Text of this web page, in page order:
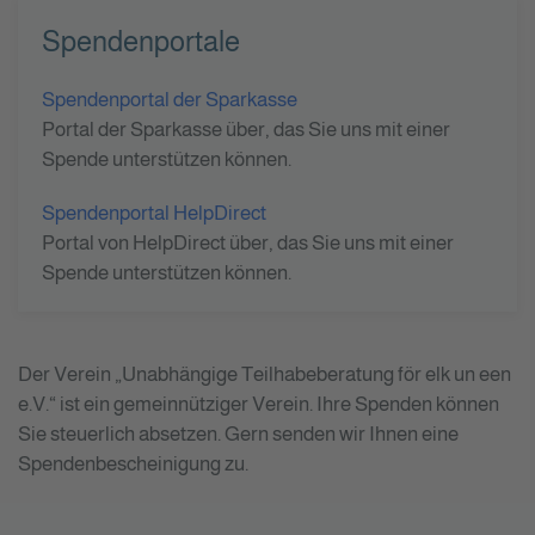
Spendenportale
Spendenportal der Sparkasse
Portal der Sparkasse über, das Sie uns mit einer
Spende unterstützen können.
Spendenportal HelpDirect
Portal von HelpDirect über, das Sie uns mit einer
Spende unterstützen können.
Der Verein „Unabhängige Teilhabeberatung för elk un een
e.V.“ ist ein gemeinnütziger Verein. Ihre Spenden können
Sie steuerlich absetzen. Gern senden wir Ihnen eine
Spendenbescheinigung zu.